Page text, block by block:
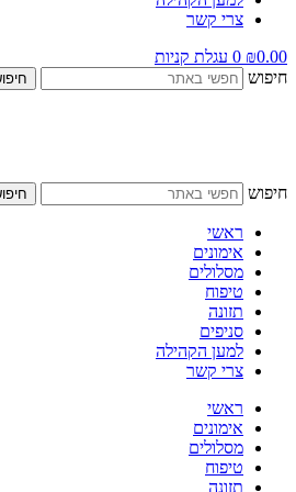
צרי קשר
₪0.00
0 עגלת קניות
חיפוש
חיפוש
ראשי
אימונים
מסלולים
טיפוח
תזונה
סניפים
למען הקהילה
צרי קשר
ראשי
אימונים
מסלולים
טיפוח
תזונה